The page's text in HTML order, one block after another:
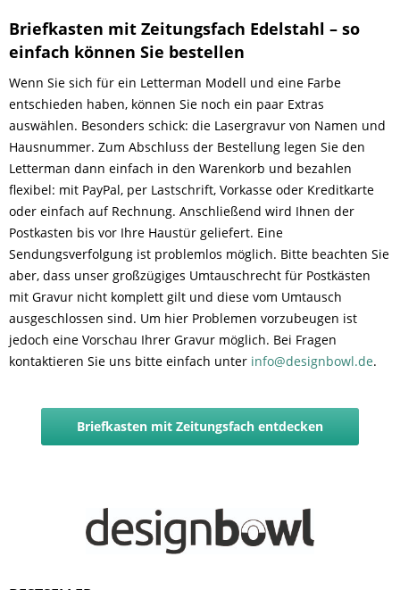
Briefkasten mit Zeitungsfach Edelstahl – so
einfach können Sie bestellen
Wenn Sie sich für ein Letterman Modell und eine Farbe
entschieden haben, können Sie noch ein paar Extras
auswählen. Besonders schick: die Lasergravur von Namen und
Hausnummer. Zum Abschluss der Bestellung legen Sie den
Letterman dann einfach in den Warenkorb und bezahlen
flexibel: mit PayPal, per Lastschrift, Vorkasse oder Kreditkarte
oder einfach auf Rechnung. Anschließend wird Ihnen der
Postkasten bis vor Ihre Haustür geliefert. Eine
Sendungsverfolgung ist problemlos möglich. Bitte beachten Sie
aber, dass unser großzügiges Umtauschrecht für Postkästen
mit Gravur nicht komplett gilt und diese vom Umtausch
ausgeschlossen sind. Um hier Problemen vorzubeugen ist
jedoch eine Vorschau Ihrer Gravur möglich. Bei Fragen
kontaktieren Sie uns bitte einfach unter info@designbowl.de.
Briefkasten mit Zeitungsfach entdecken